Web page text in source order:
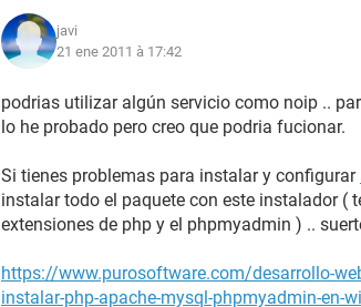
javi
21 ene 2011 à 17:42
podrias utilizar algún servicio como noip ..
lo he probado pero creo que podria fucionar.
Si tienes problemas para instalar y configurar
instalar todo el paquete con este instalador (
extensiones de php y el phpmyadmin ) ..
https://www.purosoftware.com/desarrollo-
instalar-php-apache-mysql-phpmyadmin-en-